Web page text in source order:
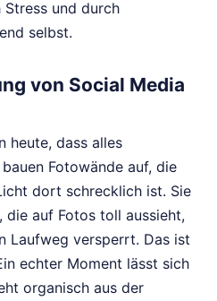
und durch
selbst.
von Social Media
heute, dass alles
Fotowände auf, die
dort schrecklich ist. Sie
die auf Fotos toll aussieht,
Laufweg versperrt. Das ist
echter Moment lässt sich
organisch aus der